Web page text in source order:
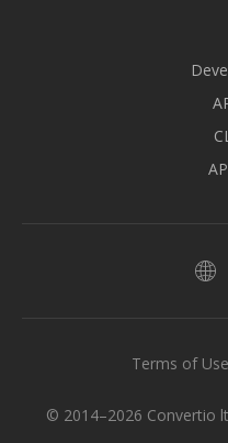
© 2014–2026 Convertio
Terms of Use